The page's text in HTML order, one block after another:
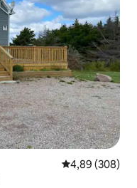
4,89 av 5 i
4,89 (308)